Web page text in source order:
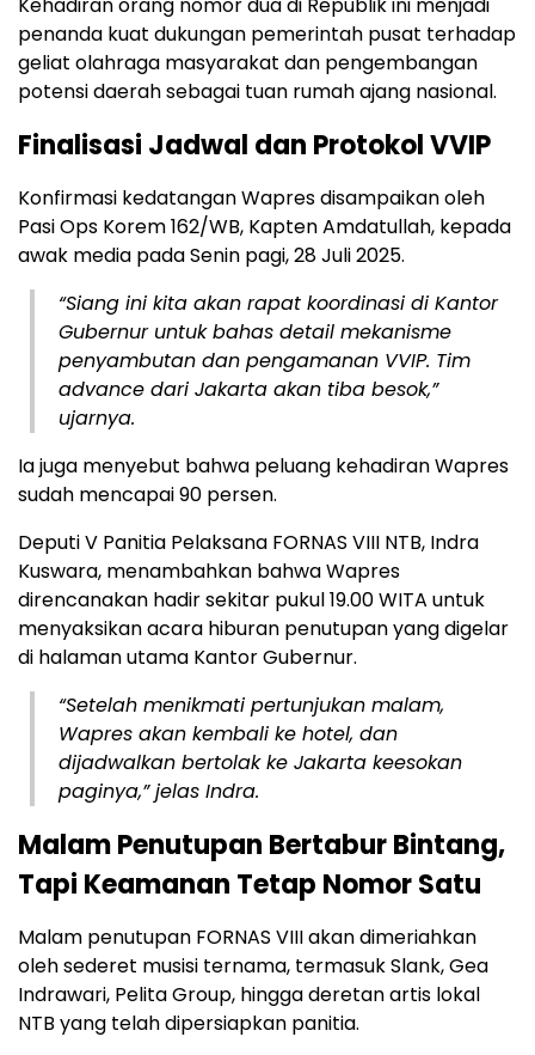
penanda kuat dukungan pemerintah pusat terhadap
geliat olahraga masyarakat dan pengembangan
potensi daerah sebagai tuan rumah ajang nasional.
Finalisasi Jadwal dan Protokol VVIP
Konfirmasi kedatangan Wapres disampaikan oleh
Pasi Ops Korem 162/WB, Kapten Amdatullah, kepada
awak media pada Senin pagi, 28 Juli 2025.
“Siang ini kita akan rapat koordinasi di Kantor
Gubernur untuk bahas detail mekanisme
penyambutan dan pengamanan VVIP. Tim
advance dari Jakarta akan tiba besok,”
ujarnya.
Ia juga menyebut bahwa peluang kehadiran Wapres
sudah mencapai 90 persen.
Deputi V Panitia Pelaksana FORNAS VIII NTB, Indra
Kuswara, menambahkan bahwa Wapres
direncanakan hadir sekitar pukul 19.00 WITA untuk
menyaksikan acara hiburan penutupan yang digelar
di halaman utama Kantor Gubernur.
“Setelah menikmati pertunjukan malam,
Wapres akan kembali ke hotel, dan
dijadwalkan bertolak ke Jakarta keesokan
paginya,” jelas Indra.
Malam Penutupan Bertabur Bintang,
Tapi Keamanan Tetap Nomor Satu
Malam penutupan FORNAS VIII akan dimeriahkan
oleh sederet musisi ternama, termasuk Slank, Gea
Indrawari, Pelita Group, hingga deretan artis lokal
NTB yang telah dipersiapkan panitia.